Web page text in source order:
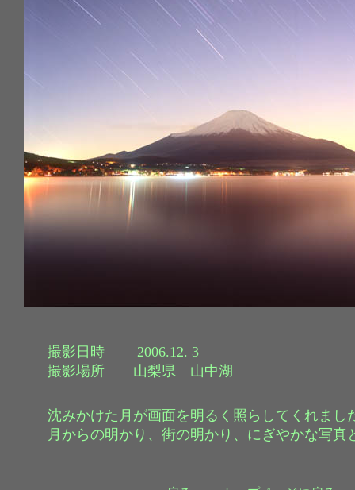
撮影日時 2006.12. 3
撮影場所 山梨県 山中湖
沈みかけた月が画面を明るく照らしてくれまし
月からの明かり、街の明かり、にぎやかな写真